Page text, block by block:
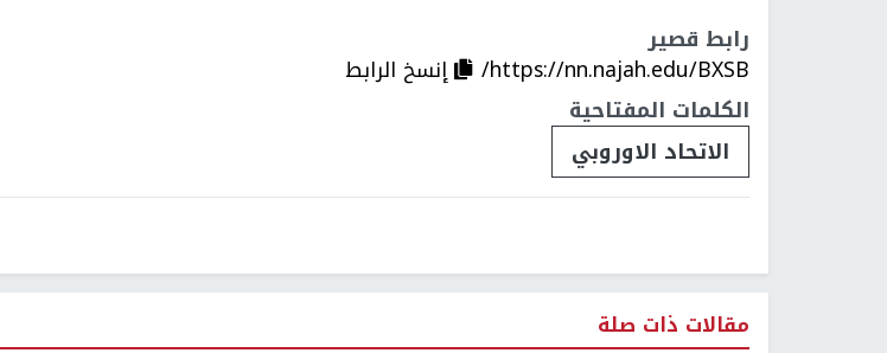
رابط قصير
https://nn.najah.edu/BXSB/
إنسخ الرابط
الكلمات المفتاحية
الاتحاد الاوروبي
مقالات ذات صلة